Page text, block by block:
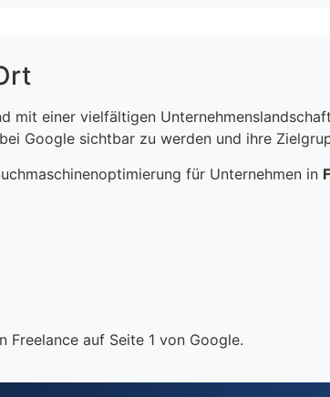
einer vielfältigen
Google sichtbar zu werden und ihre
für Unternehmen in
Freelance auf Seite 1 von Google.